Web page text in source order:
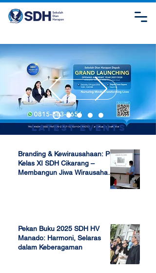
Latest Events
Branding & Kewirausahaan: P5
Kelas XI SDH Cikarang –
Membangun Jiwa Wirausaha
Pekan Buku 2025 SDH HV
Manado: Harmoni, Selaras
dalam Keberagaman